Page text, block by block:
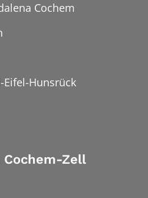
Cochem
Eifel-Hunsrück
Cochem-Zell